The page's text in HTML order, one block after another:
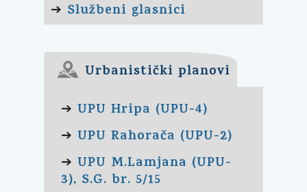
➔ Službeni glasnici
Urbanistički planovi
➔ UPU Hripa (UPU-4)
➔ UPU Rahorača (UPU-2)
➔ UPU M.Lamjana (UPU-
3), S.G. br. 5/15